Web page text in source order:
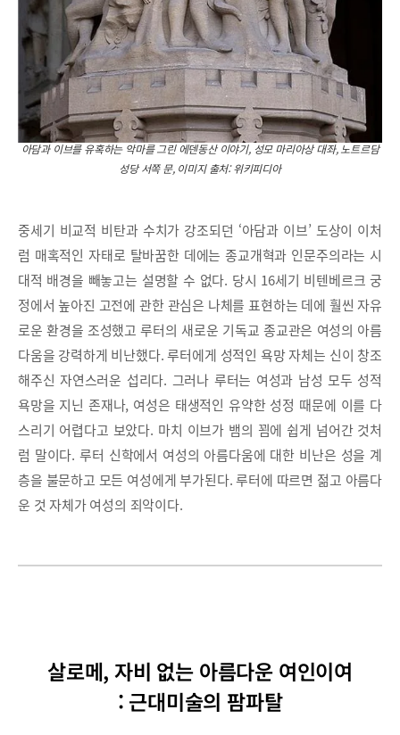
아담과 이브를 유혹하는 악마를 그린 에덴동산 이야기, 성모 마리아상 대좌, 노트르담
성당 서쪽 문, 이미지 출처: 위키피디아
중세기 비교적 비탄과 수치가 강조되던 ‘아담과 이브’ 도상이 이처
럼 매혹적인 자태로 탈바꿈한 데에는 종교개혁과 인문주의라는 시
대적 배경을 빼놓고는 설명할 수 없다. 당시 16세기 비텐베르크 궁
정에서 높아진 고전에 관한 관심은 나체를 표현하는 데에 훨씬 자유
로운 환경을 조성했고 루터의 새로운 기독교 종교관은 여성의 아름
다움을 강력하게 비난했다. 루터에게 성적인 욕망 자체는 신이 창조
해주신 자연스러운 섭리다. 그러나 루터는 여성과 남성 모두 성적
욕망을 지닌 존재나, 여성은 태생적인 유약한 성정 때문에 이를 다
스리기 어렵다고 보았다. 마치 이브가 뱀의 꾐에 쉽게 넘어간 것처
럼 말이다. 루터 신학에서 여성의 아름다움에 대한 비난은 성을 계
층을 불문하고 모든 여성에게 부가된다. 루터에 따르면 젊고 아름다
운 것 자체가 여성의 죄악이다.
살로메, 자비 없는 아름다운 여인이여
: 근대미술의 팜파탈